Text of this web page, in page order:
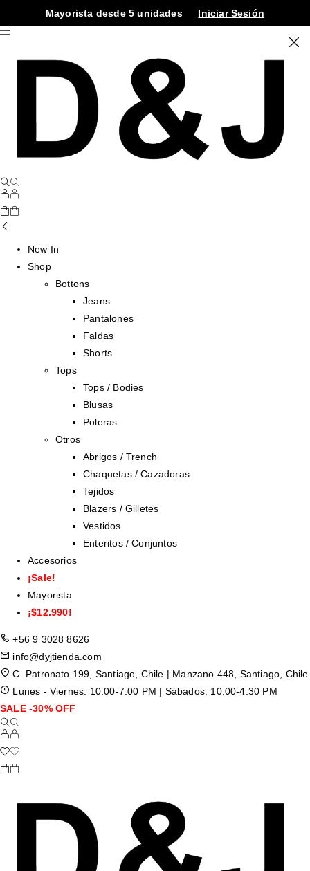
Mayorista desde 5 unidades Iniciar Sesión
New In
Shop
Bottons
Jeans
Pantalones
Faldas
Shorts
Tops
Tops / Bodies
Blusas
Poleras
Otros
Abrigos / Trench
Chaquetas / Cazadoras
Tejidos
Blazers / Gilletes
Vestidos
Enteritos / Conjuntos
Accesorios
¡Sale!
Mayorista
¡$12.990!
+56 9 3028 8626
info@dyjtienda.com
C. Patronato 199, Santiago, Chile | Manzano 448, Santiago, Chile
Lunes - Viernes: 10:00-7:00 PM | Sábados: 10:00-4:30 PM
SALE -30% OFF